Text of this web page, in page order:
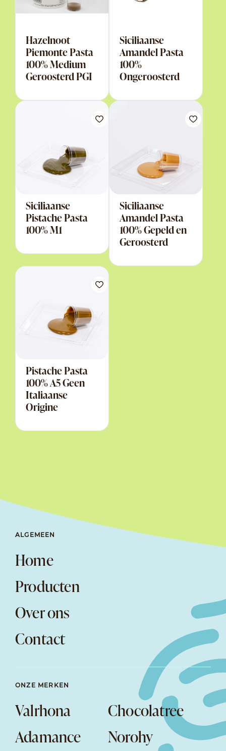
Hazelnoot
Piemonte Pasta
100% Medium
Geroosterd PGI
Siciliaanse
Amandel Pasta
100%
Ongeroosterd
Siciliaanse
Pistache Pasta
100% M1
Siciliaanse
Amandel Pasta
100% Gepeld en
Geroosterd
Pistache Pasta
100% A5 Geen
Italiaanse
Origine
ALGEMEEN
Home
Producten
Over ons
Contact
ONZE MERKEN
Valrhona
Chocolatree
Adamance
Norohy